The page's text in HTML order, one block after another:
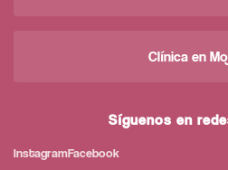
Clínica en
Síguenos en
InstagramFacebook